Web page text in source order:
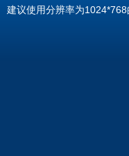
建议使用分辨率为